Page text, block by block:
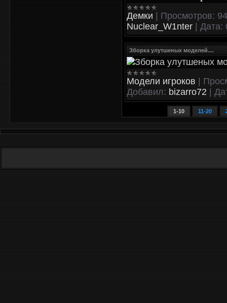
Демки | Просмотров:
Nuclear_W1nter | Дата:
Зборка улутшеных моделей....
Зборка улутшеных
Модели игроков |
Добавил: bizarro72 |
1-10 11-20